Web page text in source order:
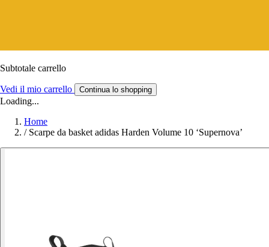
Subtotale carrello
Vedi il mio carrello Continua lo shopping
Loading...
Home
/ Scarpe da basket adidas Harden Volume 10 ‘Supernova’